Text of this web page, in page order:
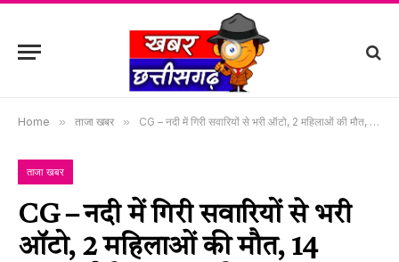
Home » ताजा खबर » CG – नदी में गिरी सवारियों से भरी ऑटो, 2 महिलाओं की मौत, 14 घायल, ऐसे हुआ हादसे का शिकार…..
ताजा खबर
CG – नदी में गिरी सवारियों से भरी
ऑटो, 2 महिलाओं की मौत, 14